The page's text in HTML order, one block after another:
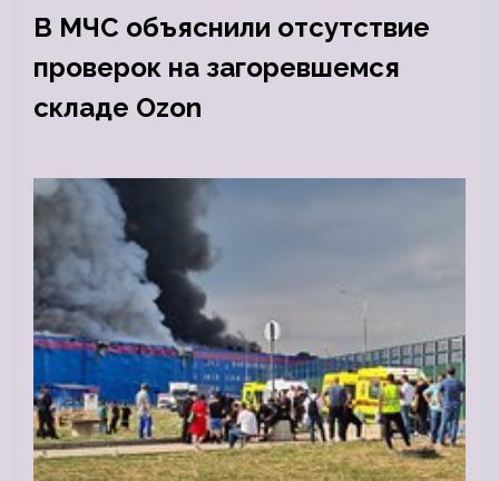
В МЧС объяснили отсутствие
проверок на загоревшемся
складе Ozon